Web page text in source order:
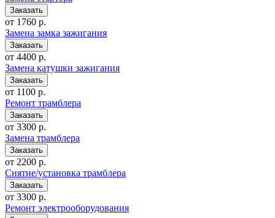
от 1760 р.
Замена замка зажигания
от 4400 р.
Замена катушки зажигания
от 1100 р.
Ремонт трамблера
от 3300 р.
Замена трамблера
от 2200 р.
Снятие/установка трамблера
от 3300 р.
Ремонт электрооборудования